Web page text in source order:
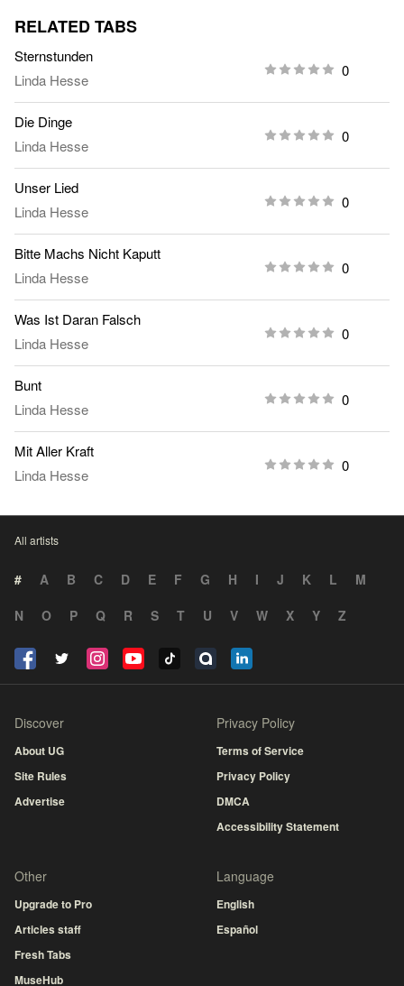
RELATED TABS
Sternstunden
Linda Hesse
0
Die Dinge
Linda Hesse
0
Unser Lied
Linda Hesse
0
Bitte Machs Nicht Kaputt
Linda Hesse
0
Was Ist Daran Falsch
Linda Hesse
0
Bunt
Linda Hesse
0
Mit Aller Kraft
Linda Hesse
0
All artists
# A B C D E F G H I J K L
M
N
O P Q R S T U V W X Y Z
Discover
About UG
Site Rules
Advertise
Privacy Policy
Terms of Service
Privacy Policy
DMCA
Accessibility Statement
Other
Upgrade to Pro
Articles staff
Fresh Tabs
MuseHub
Language
English
Español